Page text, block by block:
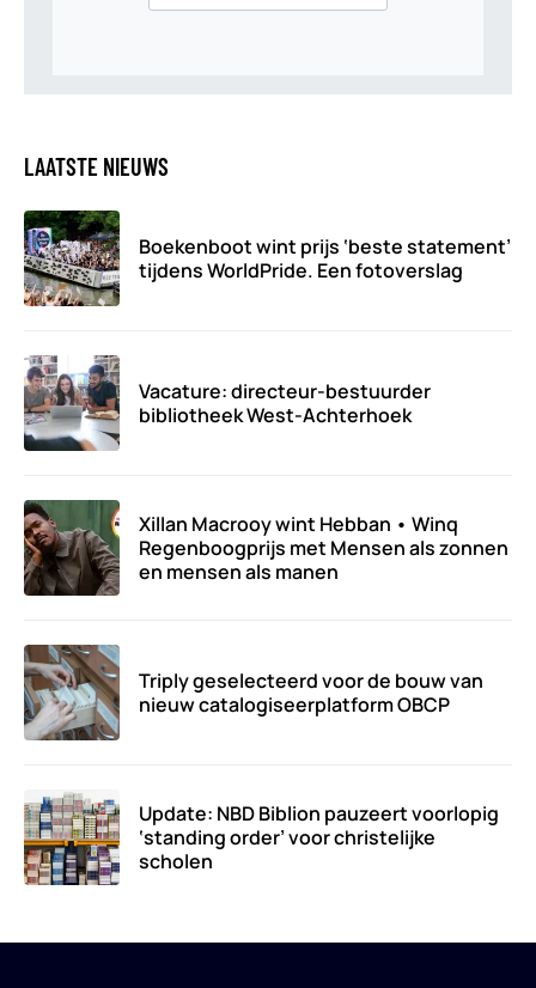
LAATSTE NIEUWS
Boekenboot wint prijs ‘beste statement’
tijdens WorldPride. Een fotoverslag
Vacature: directeur-bestuurder
bibliotheek West-Achterhoek
Xillan Macrooy wint Hebban • Winq
Regenboogprijs met Mensen als zonnen
en mensen als manen
Triply geselecteerd voor de bouw van
nieuw catalogiseerplatform OBCP
Update: NBD Biblion pauzeert voorlopig
‘standing order’ voor christelijke
scholen